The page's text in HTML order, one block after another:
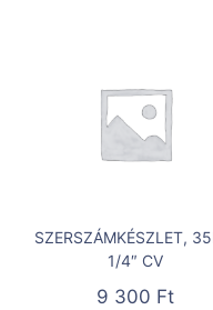
SZERSZÁMKÉSZLET,
1/4″ CV
9 300 Ft